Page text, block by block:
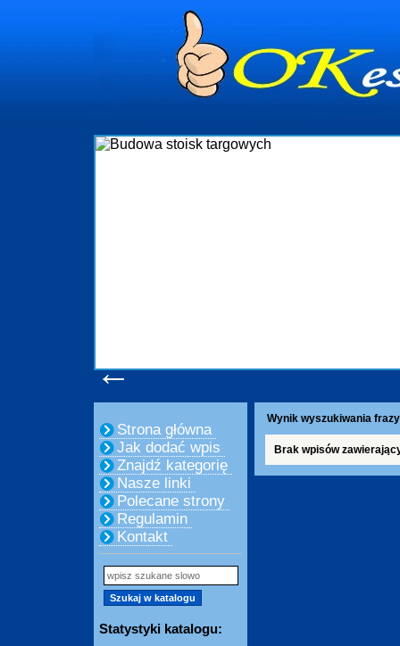
←
Strona główna
Jak dodać wpis
Znajdź kategorię
Nasze linki
Polecane strony
Regulamin
Kontakt
Statystyki katalogu:
Wynik wyszukiwania
Brak wpisów